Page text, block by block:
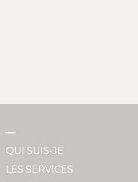
QUI SUIS-JE
LES SERVICES